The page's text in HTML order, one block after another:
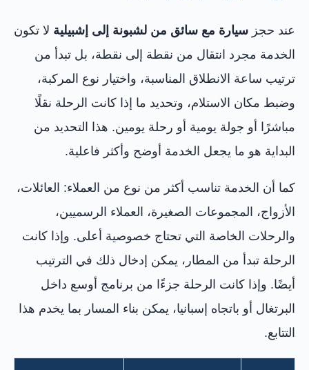
عند حجز سيارة مع سائق من لشبونة إلى إشبيلية لا تكون
الخدمة مجرد انتقال من نقطة إلى نقطة، بل تبدأ من
ترتيب ساعة الانطلاق المناسبة، واختيار نوع المركبة،
وضبط مكان الاستلام، وتحديد ما إذا كانت الرحلة نقلًا
مباشرًا أو جولة يومية أو رحلة يومين. هذا التحديد من
البداية هو ما يجعل الخدمة أوضح وأكثر فاعلية.
كما أن الخدمة تناسب أكثر من نوع من العملاء: العائلات،
الأزواج، المجموعات الصغيرة، العملاء الرسميين،
والرحلات الخاصة التي تحتاج خصوصية أعلى. وإذا كانت
الرحلة تبدأ من المطار، يمكن إدخال ذلك في الترتيب
أيضًا. وإذا كانت الرحلة جزءًا من برنامج أوسع داخل
البرتغال أو باتجاه إسبانيا، يمكن بناء المسار بما يخدم هذا
التتابع.